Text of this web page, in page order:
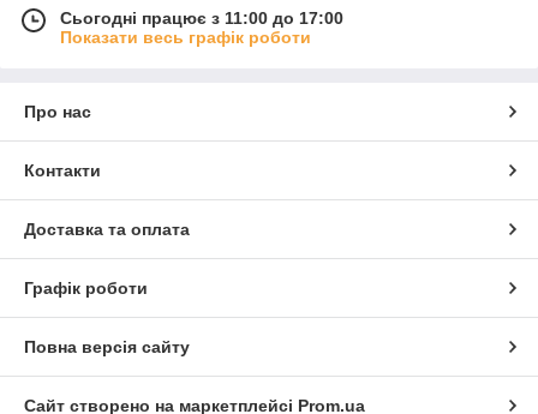
Сьогодні працює з 11:00 до 17:00
Показати весь графік роботи
Про нас
Контакти
Доставка та оплата
Графік роботи
Повна версія сайту
Сайт створено на маркетплейсі Prom.ua